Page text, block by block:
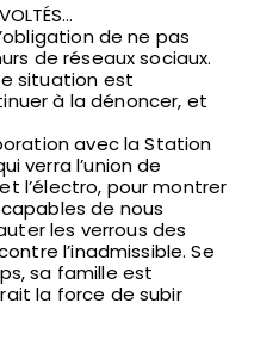
de ne pas
de réseaux sociaux.
situation est
à la dénoncer, et
avec la Station
verra l’union de
l’électro, pour montrer
de nous
les verrous des
l’inadmissible. Se
sa famille est
la force de subir